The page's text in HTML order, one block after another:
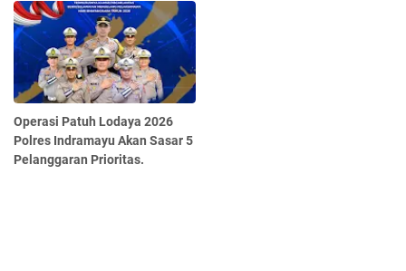
Operasi Patuh Lodaya 2026
Polres Indramayu Akan Sasar 5
Pelanggaran Prioritas.